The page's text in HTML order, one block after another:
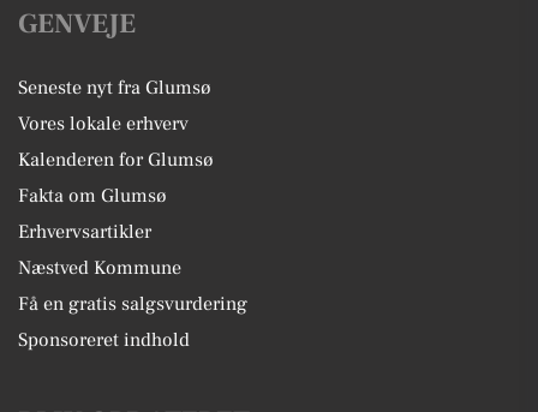
GENVEJE
Seneste nyt fra Glumsø
Vores lokale erhverv
Kalenderen for Glumsø
Fakta om Glumsø
Erhvervsartikler
Næstved Kommune
Få en gratis salgsvurdering
Sponsoreret indhold